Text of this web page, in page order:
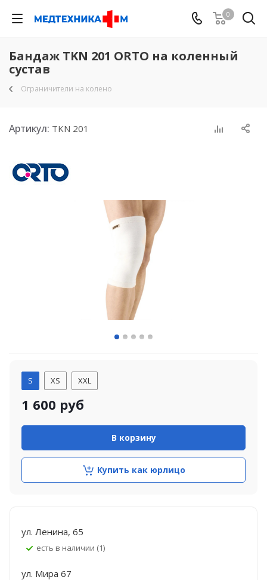
0
Бандаж TKN 201 ORTO на коленный
сустав
Ограничители на колено
Артикул: TKN 201
S XS XXL
1 600 руб
В корзину
Купить как юрлицо
ул. Ленина, 65
Есть в наличии (1)
ул. Мира 67